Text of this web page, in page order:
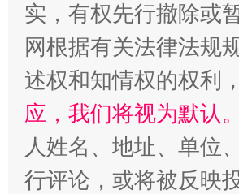
“蜀中异人”王建安的艺术幻境
实，有权先行撤除或
网根据有关法律法规
述权和知情权的权利，
应，我们将视为默认
人姓名、地址、单位
行评论，或将被反映